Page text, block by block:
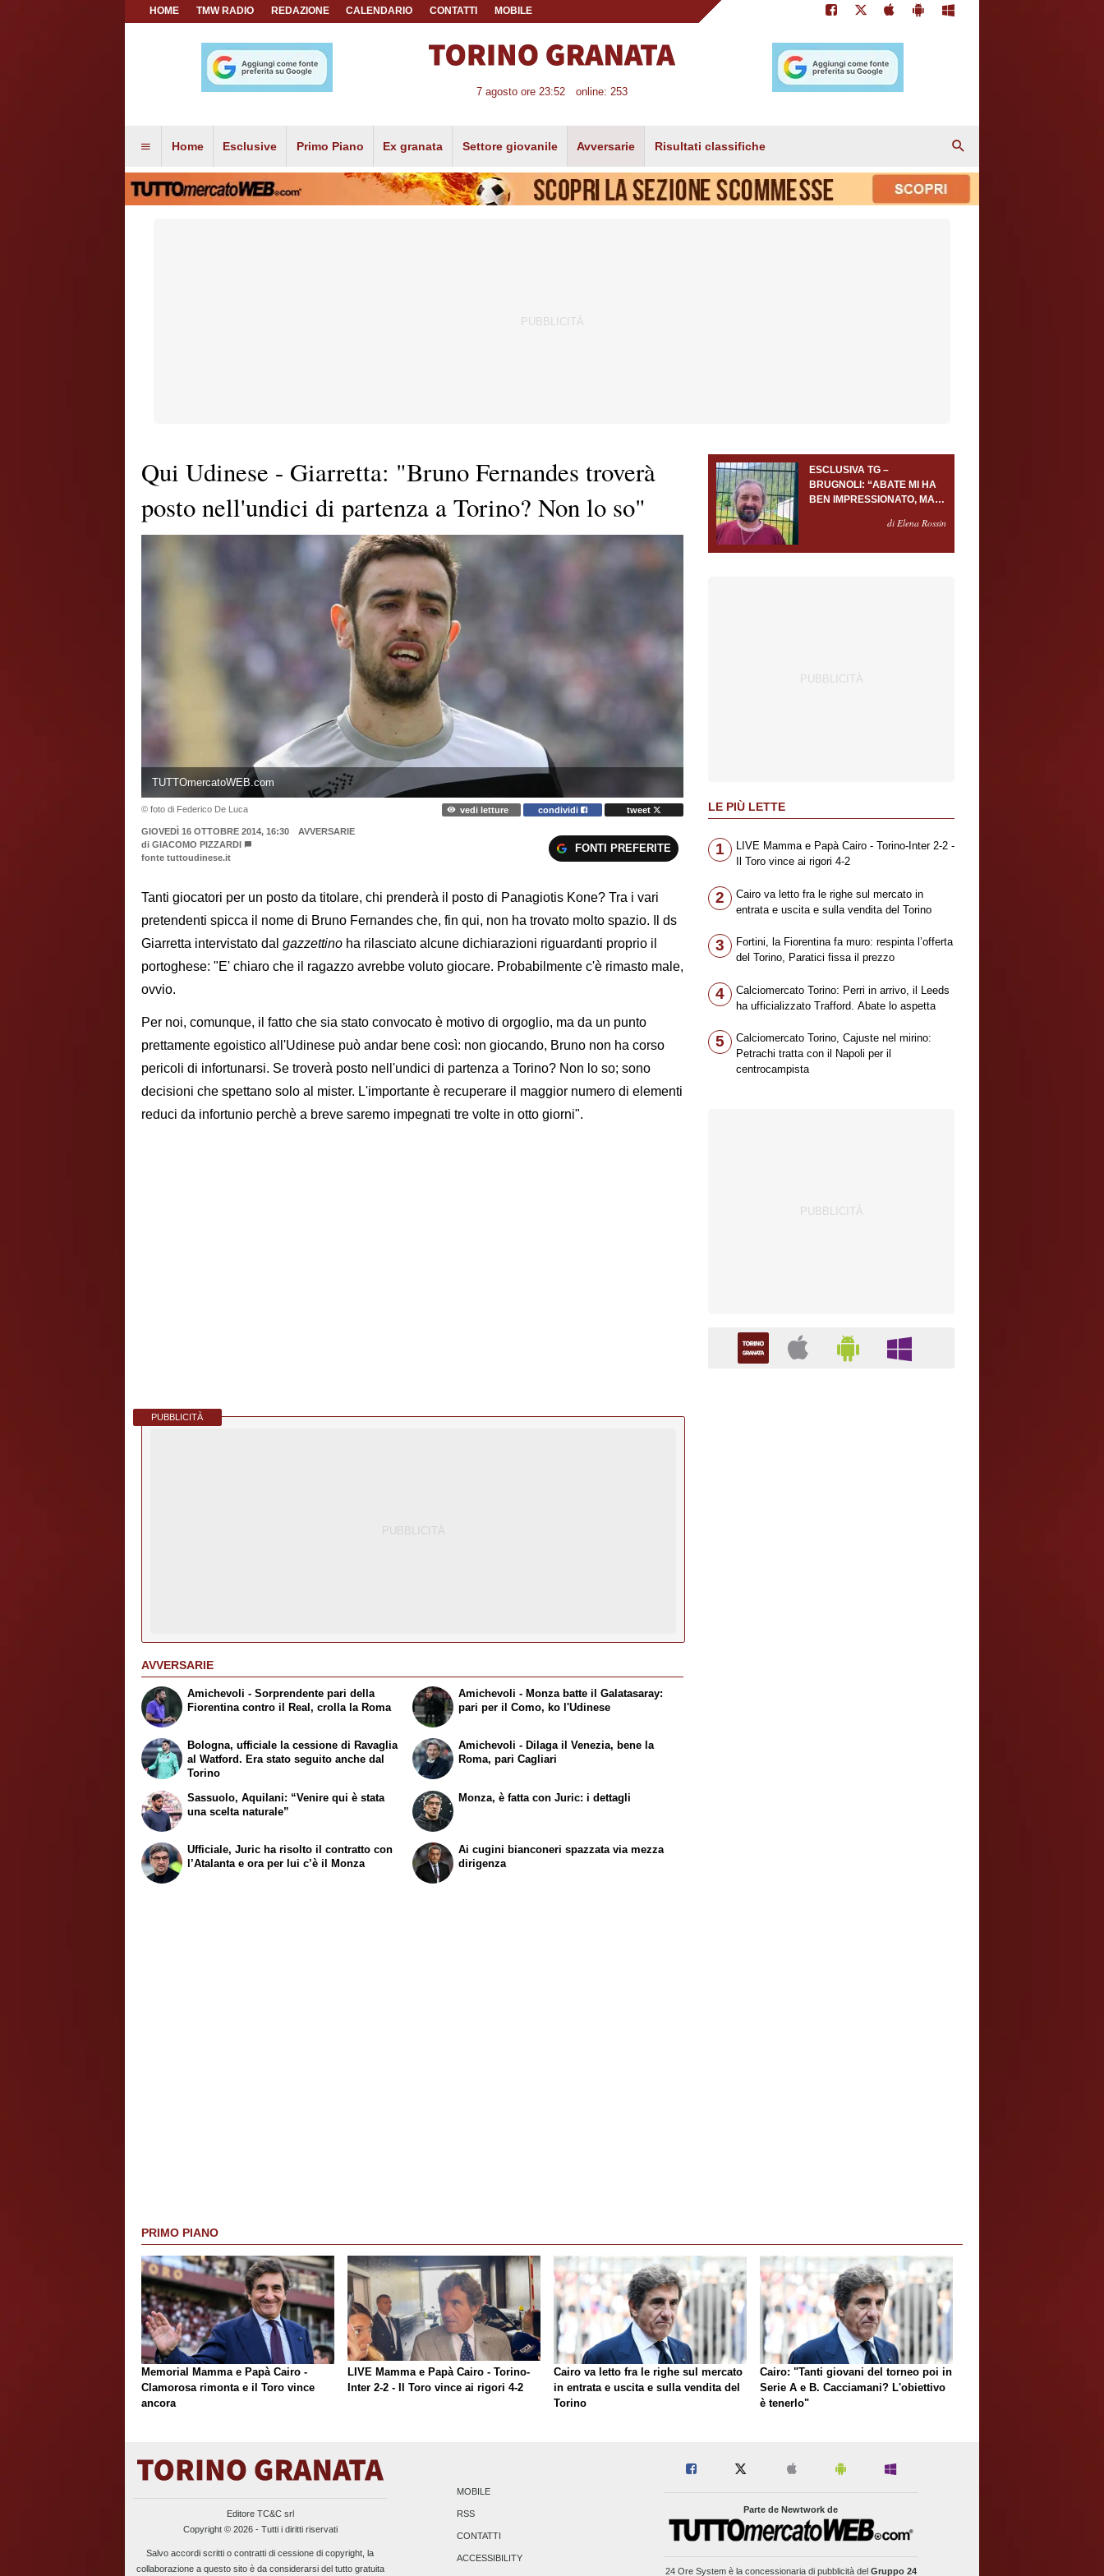
HOME TMW RADIO REDAZIONE CALENDARIO CONTATTI MOBILE
7 agosto ore 23:52 online: 253
Home Esclusive Primo Piano Ex granata Settore giovanile Avversarie Risultati classifiche
Qui Udinese - Giarretta: "Bruno Fernandes troverà
posto nell'undici di partenza a Torino? Non lo so"
TUTTOmercatoWEB.com
© foto di Federico De Luca vedi letture condividi tweet
GIOVEDÌ 16 OTTOBRE 2014, 16:30
AVVERSARIE
di GIACOMO PIZZARDI
fonte tuttoudinese.it
FONTI PREFERITE
Tanti giocatori per un posto da titolare, chi prenderà il posto di Panagiotis Kone? Tra i vari
pretendenti spicca il nome di Bruno Fernandes che, fin qui, non ha trovato molto spazio. Il ds
Giarretta intervistato dal gazzettino ha rilasciato alcune dichiarazioni riguardanti proprio il
portoghese: "E' chiaro che il ragazzo avrebbe voluto giocare. Probabilmente c'è rimasto male,
ovvio.
Per noi, comunque, il fatto che sia stato convocato è motivo di orgoglio, ma da un punto
prettamente egoistico all'Udinese può andar bene così: non giocando, Bruno non ha corso
pericoli di infortunarsi. Se troverà posto nell'undici di partenza a Torino? Non lo so; sono
decisioni che spettano solo al mister. L'importante è recuperare il maggior numero di elementi
reduci da infortunio perchè a breve saremo impegnati tre volte in otto giorni".
PUBBLICITÀ
AVVERSARIE
Amichevoli - Sorprendente pari della
Fiorentina contro il Real, crolla la Roma
Bologna, ufficiale la cessione di Ravaglia
al Watford. Era stato seguito anche dal
Torino
Amichevoli - Monza batte il Galatasaray:
pari per il Como, ko l'Udinese
Amichevoli - Dilaga il Venezia, bene la
Roma, pari Cagliari
Sassuolo, Aquilani: “Venire qui è stata
una scelta naturale”
Ufficiale, Juric ha risolto il contratto con
l’Atalanta e ora per lui c’è il Monza
Monza, è fatta con Juric: i dettagli
Ai cugini bianconeri spazzata via mezza
dirigenza
ESCLUSIVA TG –
BRUGNOLI: “ABATE MI HA
BEN IMPRESSIONATO, MA
PORTIERE SERVONOdi Elena Rossin
LE PIÙ LETTE
1
LIVE Mamma e Papà Cairo - Torino-Inter 2-2 -
Il Toro vince ai rigori 4-2
2
Cairo va letto fra le righe sul mercato in
entrata e uscita e sulla vendita del Torino
3
Fortini, la Fiorentina fa muro: respinta l’offerta
del Torino, Paratici fissa il prezzo
4
Calciomercato Torino: Perri in arrivo, il Leeds
ha ufficializzato Trafford. Abate lo aspetta
5
Calciomercato Torino, Cajuste nel mirino:
Petrachi tratta con il Napoli per il
centrocampista
PRIMO PIANO
Memorial Mamma e Papà Cairo -
Clamorosa rimonta e il Toro vince
ancora
LIVE Mamma e Papà Cairo - Torino-
Inter 2-2 - Il Toro vince ai rigori 4-2
Cairo va letto fra le righe sul mercato
in entrata e uscita e sulla vendita del
Torino
Cairo: "Tanti giovani del torneo poi in
Serie A e B. Cacciamani? L'obiettivo
è tenerlo"
Editore TC&C srl
Copyright © 2026 - Tutti i diritti riservati
Salvo accordi scritti o contratti di cessione di copyright, la
collaborazione a questo sito è da considerarsi del tutto gratuita
MOBILE
RSS
CONTATTI
ACCESSIBILITY
Parte de Newtwork de
24 Ore Systemè la concessionaria di pubblicità del Gruppo 24